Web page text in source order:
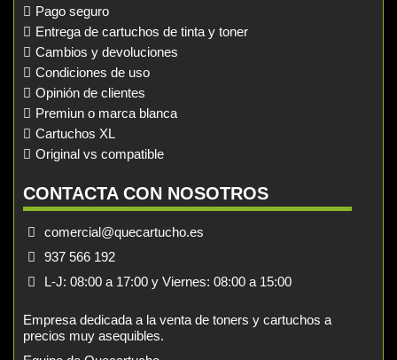
Pago seguro
Entrega de cartuchos de tinta y toner
Cambios y devoluciones
Condiciones de uso
Opinión de clientes
Premiun o marca blanca
Cartuchos XL
Original vs compatible
CONTACTA CON NOSOTROS
comercial@quecartucho.es
937 566 192
L-J: 08:00 a 17:00 y Viernes: 08:00 a 15:00
Empresa dedicada a la venta de toners y cartuchos a
precios muy asequibles.